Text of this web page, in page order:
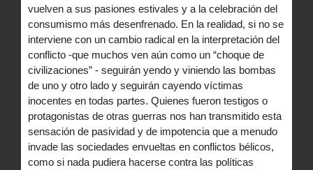
vuelven a sus pasiones estivales y a la celebración del
consumismo más desenfrenado. En la realidad, si no se
interviene con un cambio radical en la interpretación del
conflicto -que muchos ven aún como un “choque de
civilizaciones” - seguirán yendo y viniendo las bombas
de uno y otro lado y seguirán cayendo víctimas
inocentes en todas partes. Quienes fueron testigos o
protagonistas de otras guerras nos han transmitido esta
sensación de pasividad y de impotencia que a menudo
invade las sociedades envueltas en conflictos bélicos,
como si nada pudiera hacerse contra las políticas